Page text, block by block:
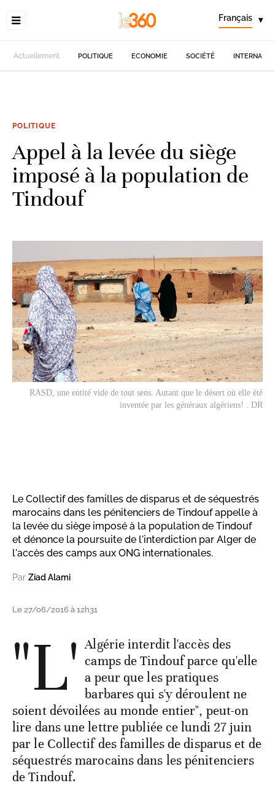
Français ▾
Actuellement POLITIQUE ECONOMIE SOCIÉTÉ
POLITIQUE
Appel à la levée du siège
imposé à la population de
Tindouf
RASD , une entité vide de tout sens. Autant que le désert où elle été
inventée par les généraux algériens! . DR
Le Collectif des familles de disparus et de séquestrés
marocains dans les pénitenciers de Tindouf appelle à
la levée du siège imposé à la population de Tindouf
et dénonce la poursuite de l'interdiction par Alger de
l'accès des camps aux ONG internationales.
Par Ziad Alami
Le 27/06/2016 à 12h31
"L' Algérie interdit l'accès des
camps de Tindouf parce qu'elle
a peur que les pratiques
barbares qui s'y déroulent ne
soient dévoilées au monde entier", peut-on
lire dans une lettre publiée ce lundi 27 juin
par le Collectif des familles de disparus et de
séquestrés marocains dans les pénitenciers
de Tindouf.